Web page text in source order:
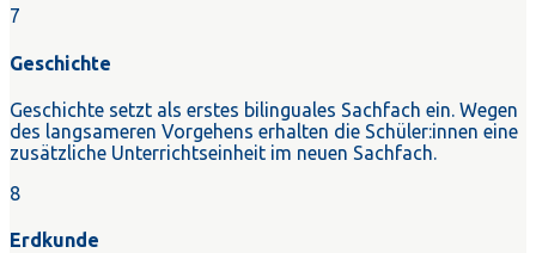
7
Geschichte
Geschichte setzt als erstes bilinguales Sachfach ein. Wegen
des langsameren Vorgehens erhalten die Schüler:innen eine
zusätzliche Unterrichtseinheit im neuen Sachfach.
8
Erdkunde